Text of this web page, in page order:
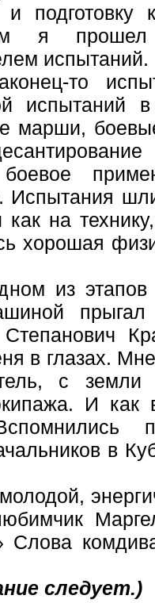
и
я
испытаний.
то
испытаний в
марши,
Испытания
как на
хорошая
из этапов
в глазах.
с земли
И как
в
Слова
следует.)